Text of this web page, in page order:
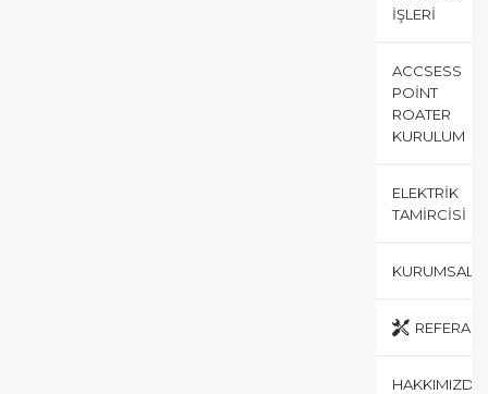
İŞLERI
ACCSESS
POINT
ROATER
KURULUM
ELEKTRIK
TAMIRCISI
KURUMSAL
HAKKIMIZDA